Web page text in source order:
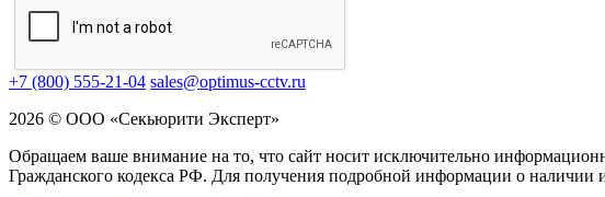
+7 (800) 555-21-04 sales@optimus-cctv.ru
2026 © ООО «Секьюрити Эксперт»
Обращаем ваше внимание на то, что сайт носит исключительно
Гражданского кодекса РФ. Для получения подробной информации о наличии